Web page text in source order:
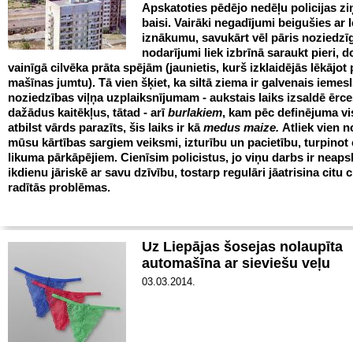
Apskatoties pēdējo nedēļu policijas
baisi. Vairāki negadījumi beigušies ar
iznākumu, savukārt vēl pāris
nodarījumi liek izbrīnā saraukt pieri,
vainīgā cilvēka prāta spējām (jaunietis, kurš izklaidējās lēkājot
mašīnas jumtu). Tā vien šķiet, ka siltā ziema ir galvenais
noziedzības viļņa uzplaiksnījumam - aukstais laiks izsaldē
dažādus kaitēkļus, tātad - arīburlakiem, kam pēc definējuma
atbilst vārds parazīts, šis laiks ir kāmedus maize. Atliek vien
mūsu kārtības sargiem veiksmi, izturību un pacietību, turpinot
likuma pārkāpējiem. Cienīsim policistus, jo viņu darbs ir
ikdienu jāriskē ar savu dzīvību, tostarp regulāri jāatrisina citu
radītās problēmas.
Uz Liepājas šosejas nolaupīta
automašīna ar sieviešu veļu
03.03.2014.